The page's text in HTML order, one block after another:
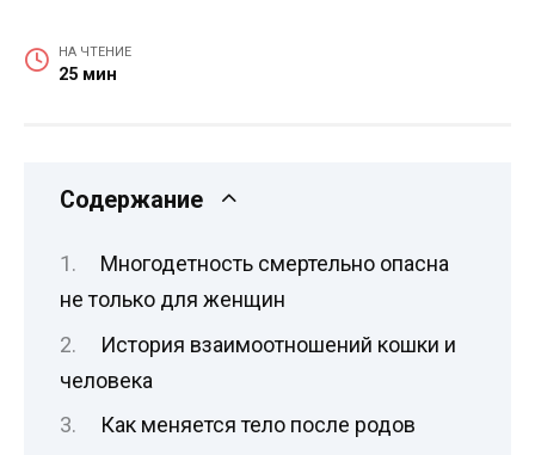
НА ЧТЕНИЕ
25 мин
Содержание
Многодетность смертельно опасна
не только для женщин
История взаимоотношений кошки и
человека
Как меняется тело после родов